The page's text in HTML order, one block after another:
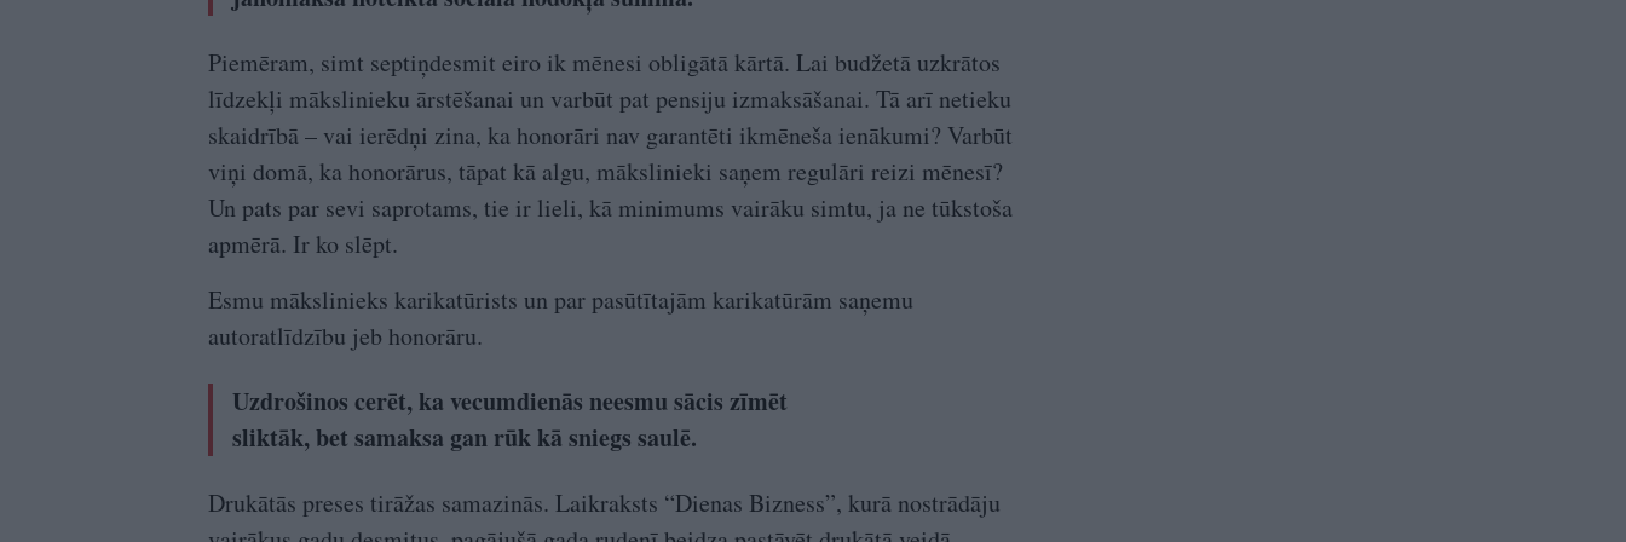
Piemēram, simt septiņdesmit eiro ik mēnesi obligātā kārtā. Lai budžetā uzkrātos
līdzekļi mākslinieku ārstēšanai un varbūt pat pensiju izmaksāšanai. Tā arī netieku
skaidrībā – vai ierēdņi zina, ka honorāri nav garantēti ikmēneša ienākumi? Varbūt
viņi domā, ka honorārus, tāpat kā algu, mākslinieki saņem regulāri reizi mēnesī?
Un pats par sevi saprotams, tie ir lieli, kā minimums vairāku simtu, ja ne tūkstoša
apmērā. Ir ko slēpt.
Esmu mākslinieks karikatūrists un par pasūtītajām karikatūrām saņemu
autoratlīdzību jeb honorāru.
Uzdrošinos cerēt, ka vecumdienās neesmu sācis zīmēt
sliktāk, bet samaksa gan rūk kā sniegs saulē.
Drukātās preses tirāžas samazinās. Laikraksts “Dienas Bizness”, kurā nostrādāju